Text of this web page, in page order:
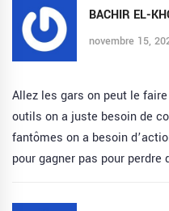
BACHIR EL-
novembre 15,
Allez les gars on peut le
outils on a juste besoin de
fantômes on a besoin
pour gagner pas pour perdre